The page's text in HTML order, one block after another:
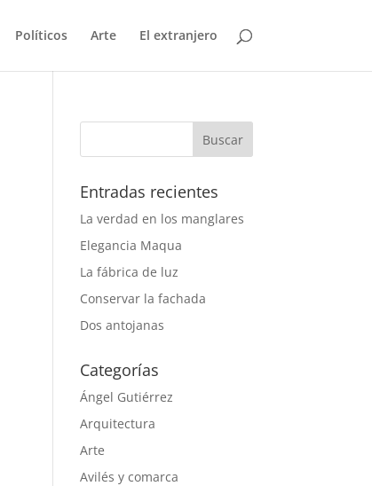
Políticos Arte El extranjero
Entradas recientes
La verdad en los manglares
Elegancia Maqua
La fábrica de luz
Conservar la fachada
Dos antojanas
Categorías
Ángel Gutiérrez
Arquitectura
Arte
Avilés y comarca